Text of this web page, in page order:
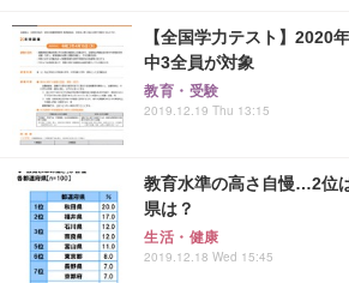
【全国学力テスト】2020
中3全員が対象
教育・受験
2019.12.19 Thu 13:15
教育水準の高さ自慢…2位
県は？
生活・健康
2019.12.18 Wed 15:45